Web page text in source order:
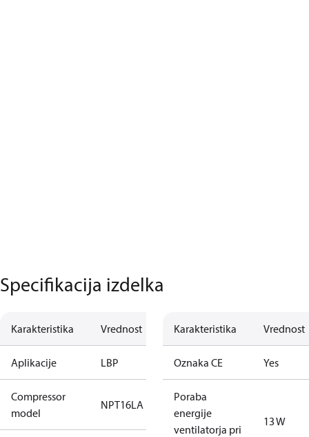
Specifikacija izdelka
Karakteristika Vrednost
Aplikacije LBP
Compressor
model
NPT16LA
Karakteristika Vrednost
Oznaka CE Yes
Poraba
energije
ventilatorja pri
13 W